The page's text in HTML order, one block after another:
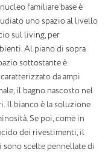
familiare base è
uno spazio al livello
sul living, per
Al piano di sopra
sottostante è
da ampi
il bagno nascosto nel
Il bianco è la soluzione
Se poi, come in
dei rivestimenti, il
scelte pennellate di